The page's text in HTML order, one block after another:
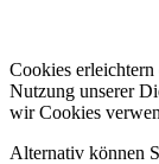
Cookies
Nutzung unserer
wir Cookies
Alternativ können